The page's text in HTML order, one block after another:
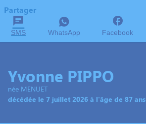
Partager
SMS WhatsApp Facebook
Yvonne PIPPO
née MENUET
décédée le 7 juillet 2026 à l'âge de 87 ans